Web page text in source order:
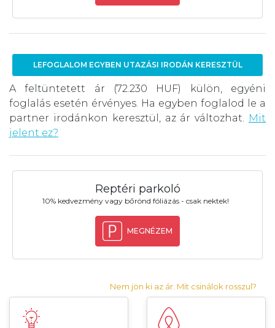
LEFOGLALOM EGYBEN UTAZÁSI IRODÁN KERESZTÜL
A feltüntetett ár (72.230 HUF) külön, egyéni
foglalás esetén érvényes. Ha egyben foglalod le a
partner irodánkon keresztül, az ár változhat. Mit
jelent ez?
Reptéri parkoló
10% kedvezmény vagy bőrönd fóliázás - csak nektek!
MEGNÉZEM
Nem jön ki az ár. Mit csinálok rosszul?